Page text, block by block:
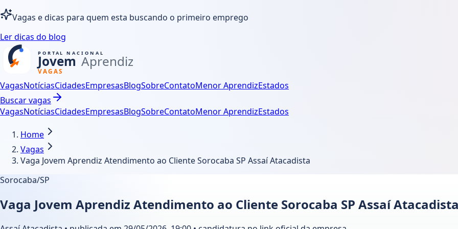
Vagas e dicas para quem esta buscando o primeiro emprego
Ler dicas do blog
VagasNotíciasCidadesEmpresasBlogSobreContatoMenor AprendizEstados
Buscar vagas
VagasNotíciasCidadesEmpresasBlogSobreContatoMenor AprendizEstados
Home
Vagas
Vaga Jovem Aprendiz Atendimento ao Cliente Sorocaba SP Assaí Atacadista
Sorocaba/SP
Vaga Jovem Aprendiz Atendimento ao Cliente Sorocaba SP Assaí